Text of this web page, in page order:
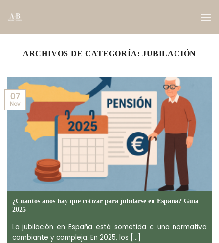
ARCHIVOS DE CATEGORÍA:JUBILACIÓN
¿Cuántos años hay que cotizar para jubilarse en España? Guía
2025
La jubilación en España está sometida a una normativa
cambiante y compleja. En 2025, los [...]
07
Nov